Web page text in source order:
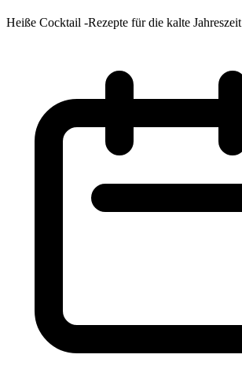
Heiße Cocktail -Rezepte für die kalte Jahreszeit